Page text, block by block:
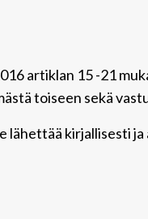
artiklan 15 -21
toiseen sekä
lähettää kirjallisesti